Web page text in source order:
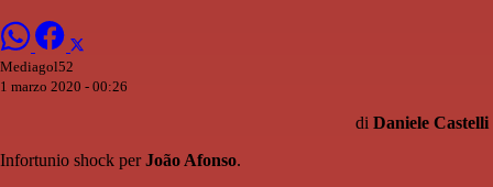
Mediagol52
1 marzo 2020 - 00:26
di Daniele Castelli
Infortunio shock perJoão Afonso.